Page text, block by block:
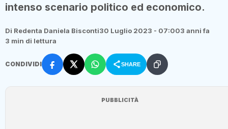
intenso scenario politico ed economico.
Di Redenta Daniela Bisconti30 Luglio 2023 - 07:003 anni fa
3 min di lettura
CONDIVIDI SHARE
PUBBLICITÀ